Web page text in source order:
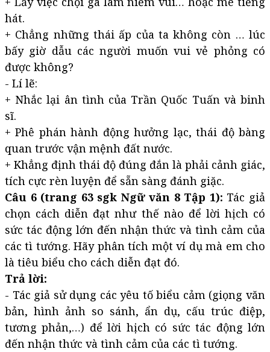
hát.
+ Chẳng những thái ấp của ta không còn … lúc
bấy giờ dẫu các người muốn vui vẻ phỏng có
được không?
- Lí lẽ:
+ Nhắc lại ân tình của Trần Quốc Tuấn và binh
sĩ.
+ Phê phán hành động hưởng lạc, thái độ bàng
quan trước vận mệnh đất nước.
+ Khẳng định thái độ đúng đắn là phải cảnh giác,
tích cực rèn luyện để sẵn sàng đánh giặc.
Câu 6 (trang 63 sgk Ngữ văn 8 Tập 1): Tác giả
chọn cách diễn đạt như thế nào để lời hịch có
sức tác động lớn đến nhận thức và tình cảm của
các tì tướng. Hãy phân tích một ví dụ mà em cho
là tiêu biểu cho cách diễn đạt đó.
Trả lời:
- Tác giả sử dụng các yêu tố biểu cảm (giọng văn
bản, hình ảnh so sánh, ẩn dụ, cấu trúc điệp,
tương phản,…) để lời hịch có sức tác động lớn
đến nhận thức và tình cảm của các tì tướng.